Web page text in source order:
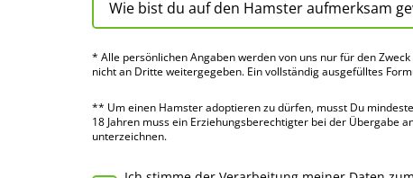
* Alle persön­lichen Angaben werden von uns nur für den
nicht an Dritte weiter­gegeben. Ein voll­ständig ausge­fülltes
** Um einen Hamster adoptieren zu dürfen, musst Du
18 Jahren muss ein Erziehungs­berechtigter bei der Über­gabe
unter­zeichnen.